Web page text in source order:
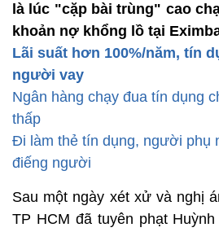
là lúc "cặp bài trùng" cao
khoản nợ khổng lồ tại
Lãi suất hơn 100%/năm, tín
người vay
Ngân hàng chạy đua tín dụng
thấp
Đi làm thẻ tín dụng, người phụ
điếng người
Sau một ngày xét xử và nghị
TP HCM đã tuyên phạt